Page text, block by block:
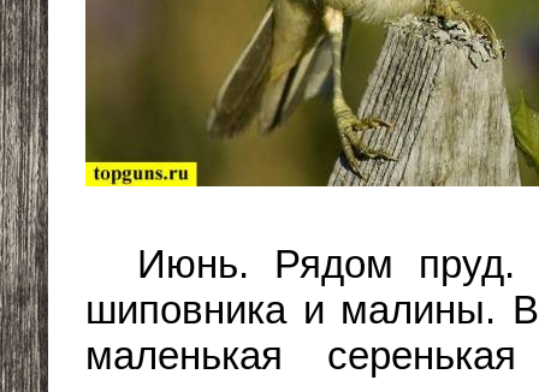
Июнь. Рядом пруд.
шиповника и малины.
маленькая